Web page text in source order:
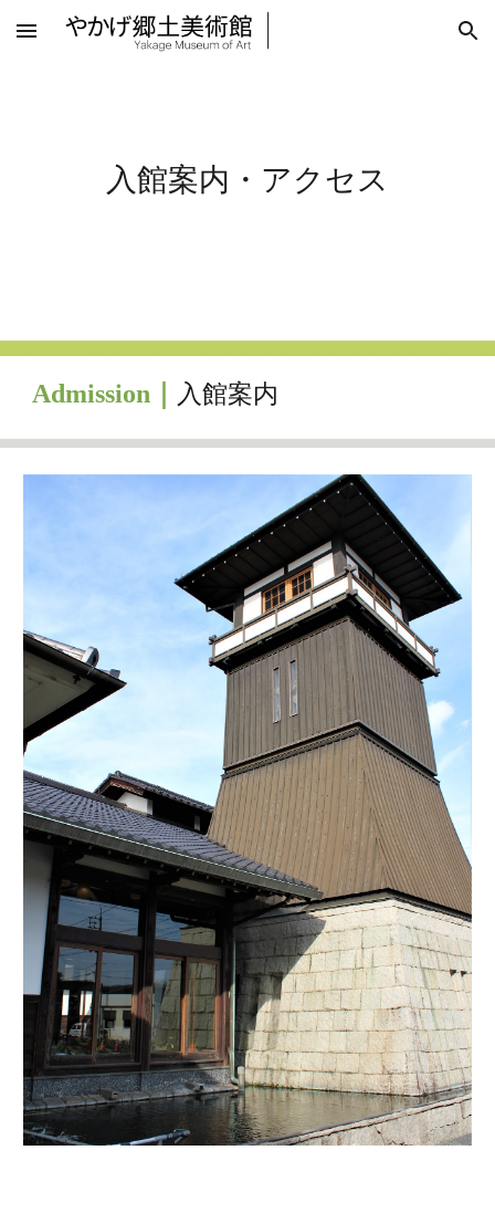
Skip to main content Skip to navigation
入館案内・アクセス
Admission｜ 入館案内